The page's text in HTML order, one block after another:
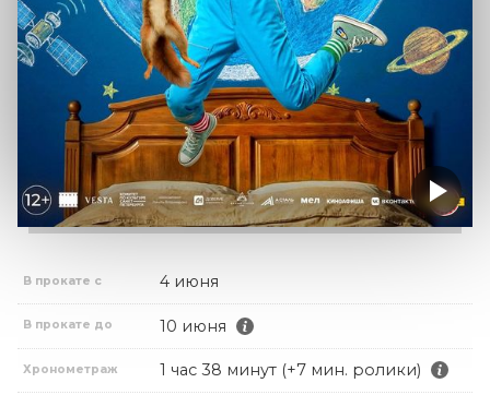
В прокате с 4 июня
В прокате до 10 июня
Хронометраж 1 час 38 минут (+7 мин. ролики)